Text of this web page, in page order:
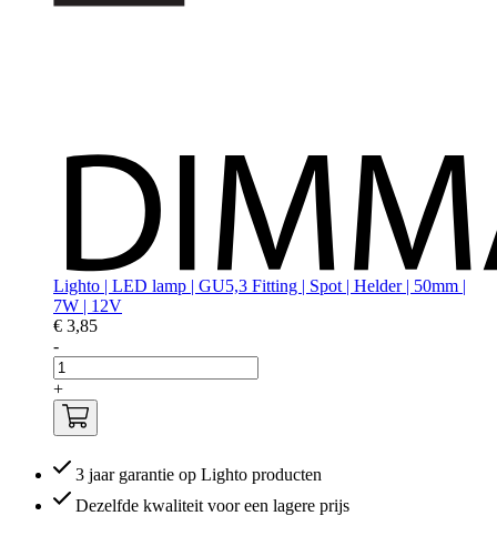
Lighto | LED lamp | GU5,3 Fitting | Spot | Helder | 50mm |
7W | 12V
€ 3,85
-
+
3 jaar garantie op Lighto producten
Dezelfde kwaliteit voor een lagere prijs